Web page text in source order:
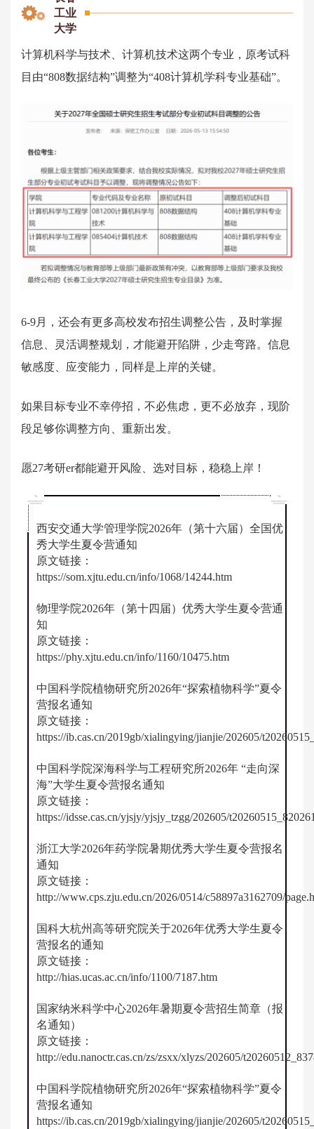
工业
大学
计算机科学与技术、计算机技术这两个专业，原考试科
目由“808数据结构”调整为“408计算机学科专业基础”。
6-9月，还会有更多高校发布招生调整公告，及时掌握
信息、灵活调整规划，才能避开陷阱，少走弯路。信息
敏感度、应变能力，同样是上岸的关键。
如果目标专业不幸停招，不必焦虑，更不必放弃，现阶
段足够你调整方向、重新出发。
愿27考研er都能避开风险、选对目标，稳稳上岸！
西安交通大学管理学院2026年（第十六届）全国优
秀大学生夏令营通知
原文链接：
https://som.xjtu.edu.cn/info/1068/14244.htm
物理学院2026年（第十四届）优秀大学生夏令营通
知
原文链接：
https://phy.xjtu.edu.cn/info/1160/10475.htm
中国科学院植物研究所2026年“探索植物科学”夏令
营报名通知
原文链接：
https://ib.cas.cn/2019gb/xialingying/jianjie/202605/
中国科学院深海科学与工程研究所2026年 “走向深
海”大学生夏令营报名通知
原文链接：
https://idsse.cas.cn/yjsjy/yjsjy_tzgg/202605/
浙江大学2026年药学院暑期优秀大学生夏令营报名
通知
原文链接：
http://www.cps.zju.edu.cn/2026/0514/c58897a3162709/
国科大杭州高等研究院关于2026年优秀大学生夏令
营报名的通知
原文链接：
http://hias.ucas.ac.cn/info/1100/7187.htm
国家纳米科学中心2026年暑期夏令营招生简章（报
名通知）
原文链接：
http://edu.nanoctr.cas.cn/zs/zsxx/xlyzs/202605/
中国科学院植物研究所2026年“探索植物科学”夏令
营报名通知
https://ib.cas.cn/2019gb/xialingying/jianjie/202605/